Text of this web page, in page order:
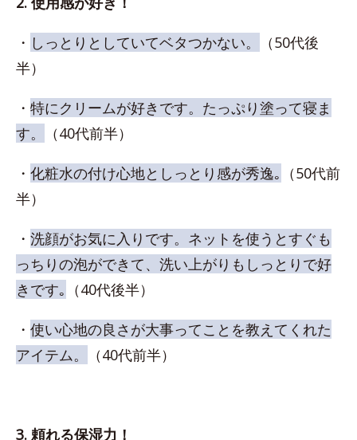
・ しっとりとしていてベタつかない。
（50代後
半）
・ 特にクリームが好きです。たっぷり塗って寝ま
す。
（40代前半）
・ 化粧水の付け心地としっとり感が秀逸｡ （50代前
半）
・ 洗顔がお気に入りです。ネットを使うとすぐも
っちりの泡ができて、洗い上がりもしっとりで好
きです｡ （40代後半）
・ 使い心地の良さが大事ってことを教えてくれた
アイテム。
（40代前半）
3. 頼れる保湿力！